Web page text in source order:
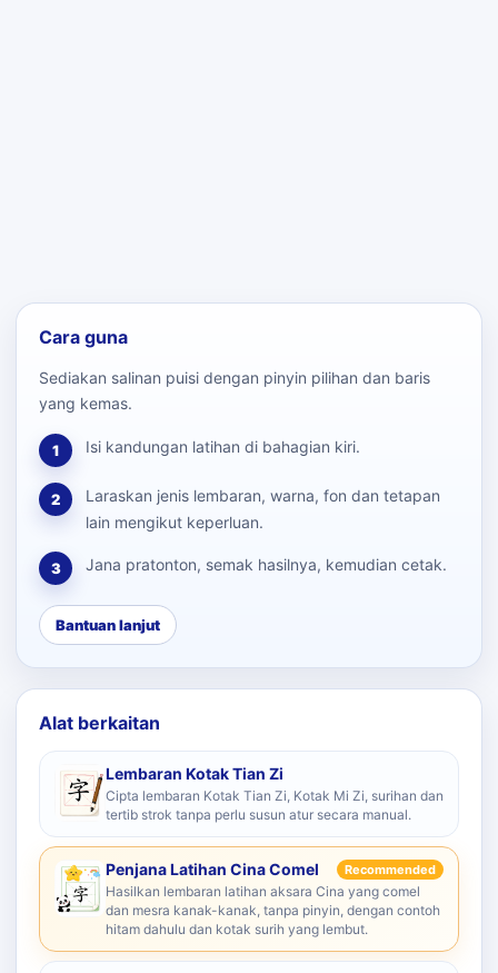
Cara guna
Sediakan salinan puisi dengan pinyin pilihan dan baris
yang kemas.
1 Isi kandungan latihan di bahagian kiri.
2
Laraskan jenis lembaran, warna, fon dan tetapan
lain mengikut keperluan.
3 Jana pratonton, semak hasilnya, kemudian cetak.
Bantuan lanjut
Alat berkaitan
Lembaran Kotak Tian Zi
Cipta lembaran Kotak Tian Zi, Kotak Mi Zi, surihan dan
tertib strok tanpa perlu susun atur secara manual.
Penjana Latihan Cina Comel Recommended
Hasilkan lembaran latihan aksara Cina yang comel
dan mesra kanak-kanak, tanpa pinyin, dengan contoh
hitam dahulu dan kotak surih yang lembut.